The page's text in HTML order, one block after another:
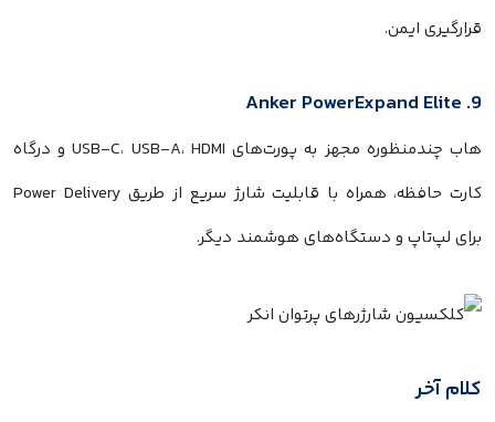
قرارگیری ایمن.
9. Anker PowerExpand Elite
هاب چندمنظوره مجهز به پورت‌های USB-C، USB-A، HDMI و درگاه
کارت حافظه، همراه با قابلیت شارژ سریع از طریق Power Delivery
برای لپ‌تاپ و دستگاه‌های هوشمند دیگر.
کلام آخر